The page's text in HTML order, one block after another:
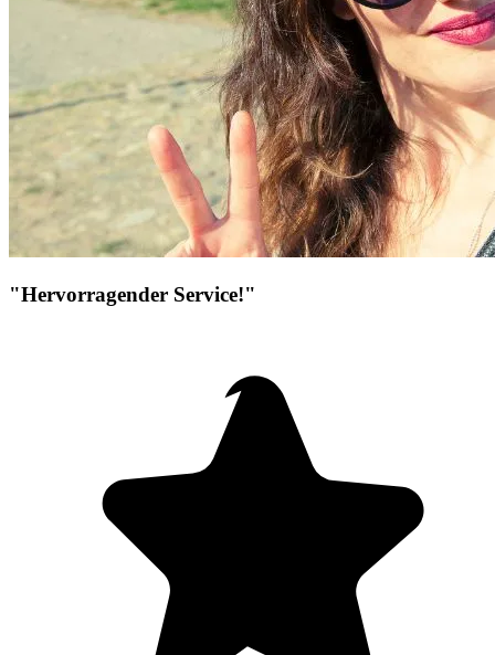
"Hervorragender Service!"